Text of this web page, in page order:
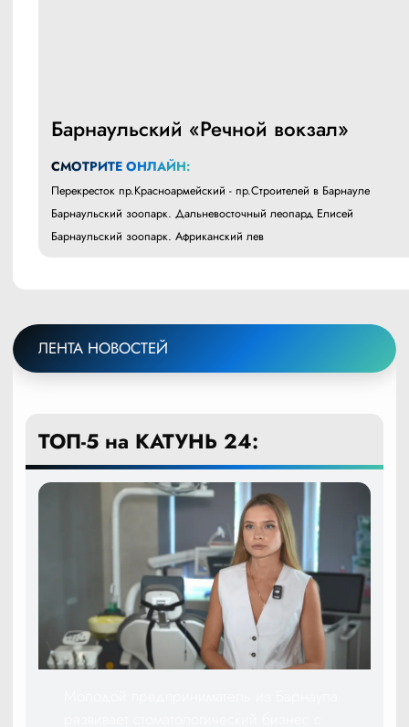
Барнаульский «Речной вокзал»
СМОТРИТЕ ОНЛАЙН:
Перекресток пр.Красноармейский - пр.Строителей в Барнауле
Барнаульский зоопарк. Дальневосточный леопард Елисей
Барнаульский зоопарк. Африканский лев
ЛЕНТА НОВОСТЕЙ
ТОП-5 на КАТУНЬ 24: